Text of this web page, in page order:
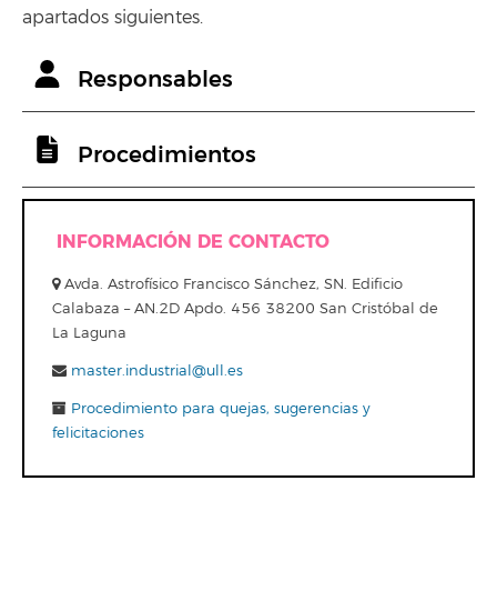
apartados siguientes.
Responsables
Procedimientos
INFORMACIÓN DE CONTACTO
Avda. Astrofísico Francisco Sánchez, SN. Edificio
Calabaza – AN.2D Apdo. 456 38200 San Cristóbal de
La Laguna
master.industrial@ull.es
Procedimiento para quejas, sugerencias y
felicitaciones